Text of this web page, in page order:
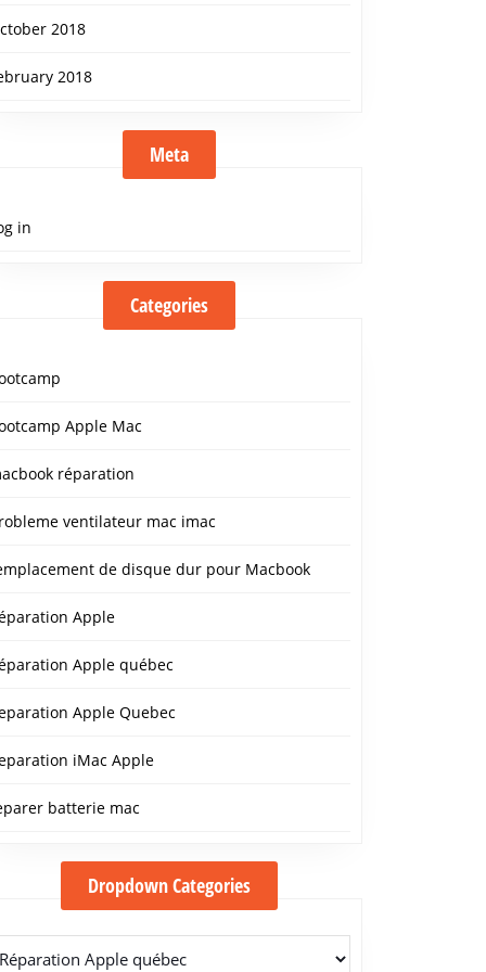
2018
2018
Meta
in
Categories
Apple Mac
réparation
ventilateur mac imac
de disque dur pour Macbook
Apple
Apple québec
Apple Quebec
iMac Apple
batterie mac
Dropdown Categories